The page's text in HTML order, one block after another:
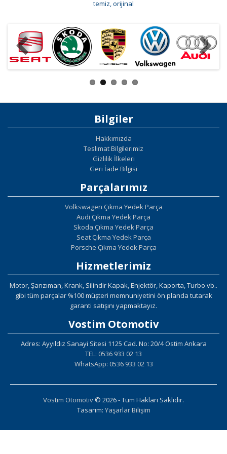
temiz,orijinal
Bilgiler
Hakkımızda
Teslimat Bilgilerimiz
Gizlilik İlkeleri
Geri İade Bilgisi
Parçalarımız
Volkswagen Çıkma Yedek Parça
Audi Çıkma Yedek Parça
Skoda Çıkma Yedek Parça
Seat Çıkma Yedek Parça
Porsche Çıkma Yedek Parça
Hizmetlerimiz
Motor, Şanzıman, Krank, Silindir Kapak, Enjektör, Kaporta, Turbo vb..
gibi tüm parçalar %100 müşteri memnuniyetini ön planda tutarak
garanti satışını yapmaktayız.
Vostim Otomotiv
Adres: Ayyıldız Sanayi Sitesi 1125 Cad. No: 20/4 Ostim Ankara
TEL: 0536 933 02 13
WhatsApp: 0536 933 02 13
Vostim Otomotiv © 2026 - Tüm Hakları Saklıdır.
Tasarım: Yaşarlar Bilişim